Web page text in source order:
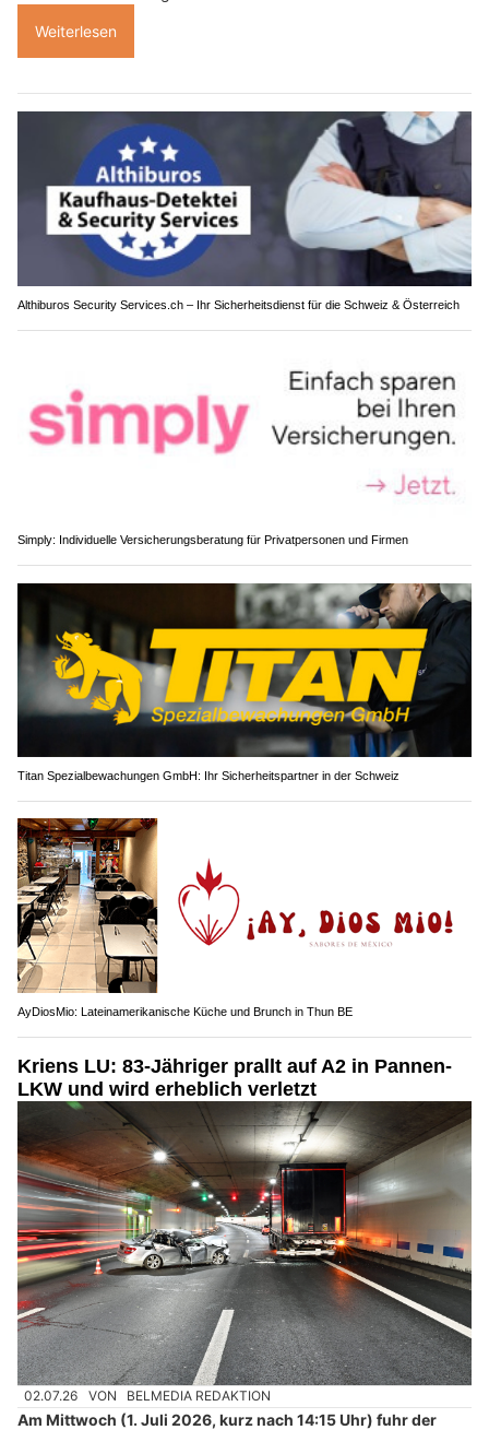
Weiterlesen
Althiburos Security Services.ch – Ihr Sicherheitsdienst für die Schweiz & Österreich
Simply: Individuelle Versicherungsberatung für Privatpersonen und Firmen
Titan Spezialbewachungen GmbH: Ihr Sicherheitspartner in der Schweiz
AyDiosMio: Lateinamerikanische Küche und Brunch in Thun BE
Kriens LU: 83-Jähriger prallt auf A2 in Pannen-
LKW und wird erheblich verletzt
02.07.26 VON BELMEDIA REDAKTION
Am Mittwoch (1. Juli 2026, kurz nach 14:15 Uhr) fuhr der